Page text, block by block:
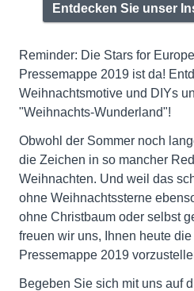
Entdecken Sie unser
Reminder: Die Stars for
Pressemappe 2019 ist da!
Weihnachtsmotive und DIYs
"Weihnachts-Wunderland"!
Obwohl der Sommer noch
die Zeichen in so mancher
Weihnachten. Und weil das
ohne Weihnachtssterne
ohne Christbaum oder selbst
freuen wir uns, Ihnen heute
Pressemappe 2019
Begeben Sie sich mit uns auf